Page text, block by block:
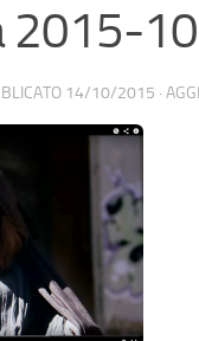
2015-
14/10/2015 ·